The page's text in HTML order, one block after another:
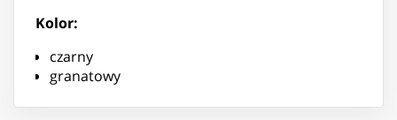
Kolor:
czarny
granatowy